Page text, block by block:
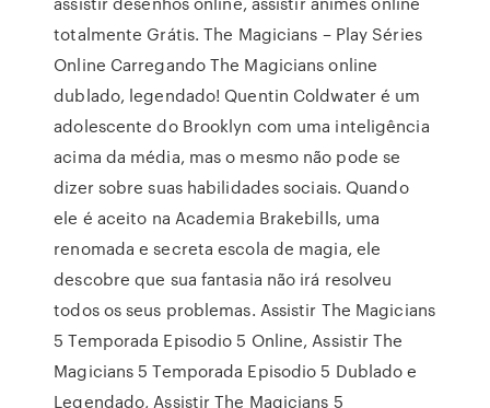
totalmente Grátis. The Magicians – Play Séries
Online Carregando The Magicians online
dublado, legendado! Quentin Coldwater é um
adolescente do Brooklyn com uma inteligência
acima da média, mas o mesmo não pode se
dizer sobre suas habilidades sociais. Quando
ele é aceito na Academia Brakebills, uma
renomada e secreta escola de magia, ele
descobre que sua fantasia não irá resolveu
todos os seus problemas. Assistir The Magicians
5 Temporada Episodio 5 Online, Assistir The
Magicians 5 Temporada Episodio 5 Dublado e
Legendado, Assistir The Magicians 5